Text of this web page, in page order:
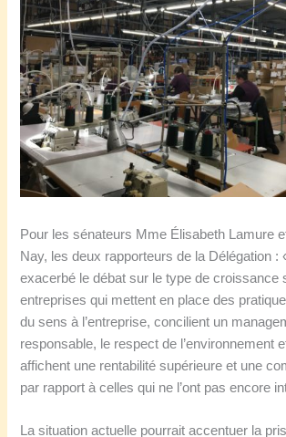
Pour les sénateurs Mme Élisabeth Lamure
Nay, les deux rapporteurs de la Délégation :
exacerbé le débat sur le type de croissance
entreprises qui mettent en place des
du sens à l’entreprise, concilient un
responsable, le respect de l’environnement
affichent une rentabilité supérieure et une
par rapport à celles qui ne l’ont pas encore
La situation actuelle pourrait accentuer la